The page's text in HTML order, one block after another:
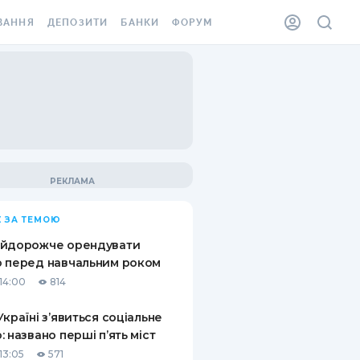
ВІНЬЄТКА
ВІД
ВИПАДКІВ
ДЕПОЗИТИ
ПИТАННЯ ТА ВІДПОВІДІ
ПУТІВНИКИ ПО
БАНКИ ФОРУМ
ЗА ТЕМОЮ
орендувати
перед навчальним роком
814
з’явиться соціальне
названо перші п’ять міст
571